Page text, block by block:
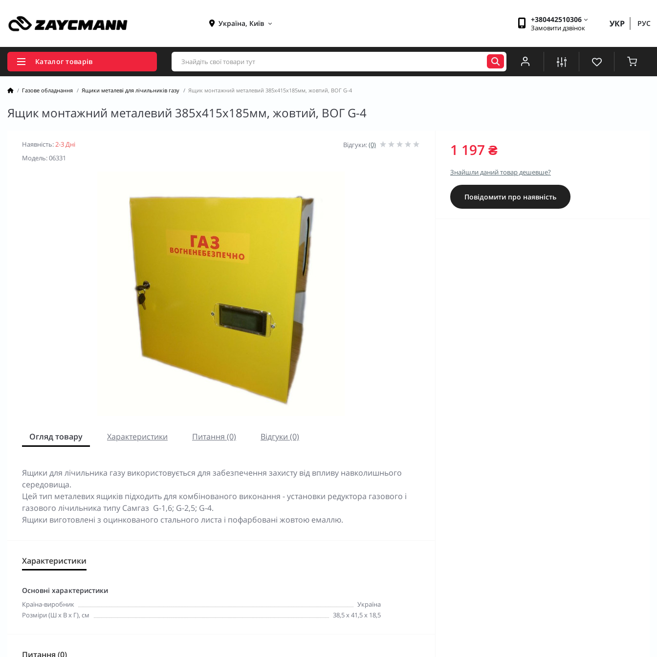
Україна, Київ +380442510306
Замовити дзвінок УКР РУС
Каталог товарів
Газове обладнання Ящики металеві для лічильників газу Ящик монтажний металевий 385х415х185мм, жовтий, ВОГ G-4
Ящик монтажний металевий 385х415х185мм, жовтий, ВОГ G-4
Наявність:2-3 Дні
Модель: 06331
Відгуки:(0)
Огляд товару Характеристики Питання (0) Відгуки (0)
Ящики для лічильника газу використовується для забезпечення захисту від впливу навколишнього
середовища.
Цей тип металевих ящиків підходить для комбінованого виконання - установки редуктора газового і
газового лічильника типу Самгаз G-1,6; G-2,5; G-4.
Ящики виготовлені з оцинкованого стального листа і пофарбовані жовтою емаллю.
Характеристики
Основні характеристики
Країна-виробник
Україна
Розміри (Ш х В х Г), см
38,5 х 41,5 х 18,5
Питання (0)
1 197 ₴
Знайшли даний товар дешевше?
Повідомити про наявність